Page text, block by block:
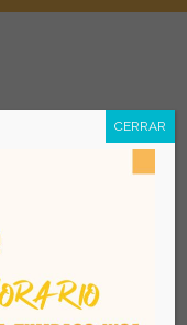
prohibe el uso o
COAC 14 DE
CERRAR